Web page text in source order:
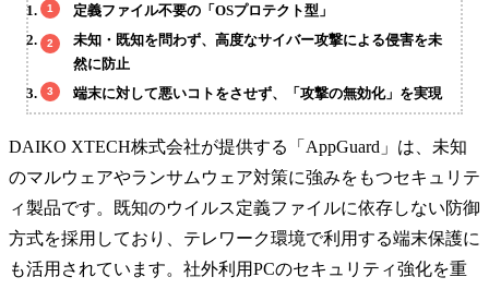
定義ファイル不要の「OSプロテクト型」
未知・既知を問わず、高度なサイバー攻撃による侵害を未
然に防止
端末に対して悪いコトをさせず、「攻撃の無効化」を実現
DAIKO XTECH株式会社が提供する「AppGuard」は、未知
のマルウェアやランサムウェア対策に強みをもつセキュリテ
ィ製品です。既知のウイルス定義ファイルに依存しない防御
方式を採用しており、テレワーク環境で利用する端末保護に
も活用されています。社外利用PCのセキュリティ強化を重